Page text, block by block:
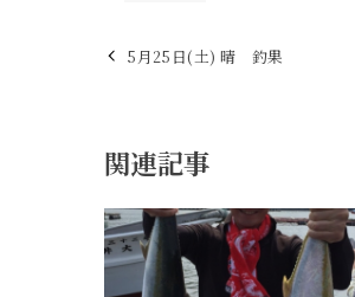
5月25日(土) 晴 釣果
関連記事